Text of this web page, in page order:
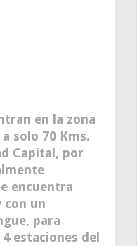
en la zona
solo 70 Kms.
Capital, por
encuentra
con un
para
estaciones del